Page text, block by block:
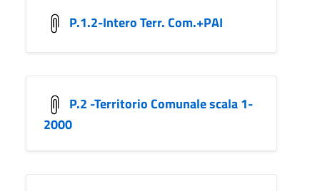
P.1.2-Intero Terr. Com.+PAI
P.2 -Territorio Comunale scala 1-
2000